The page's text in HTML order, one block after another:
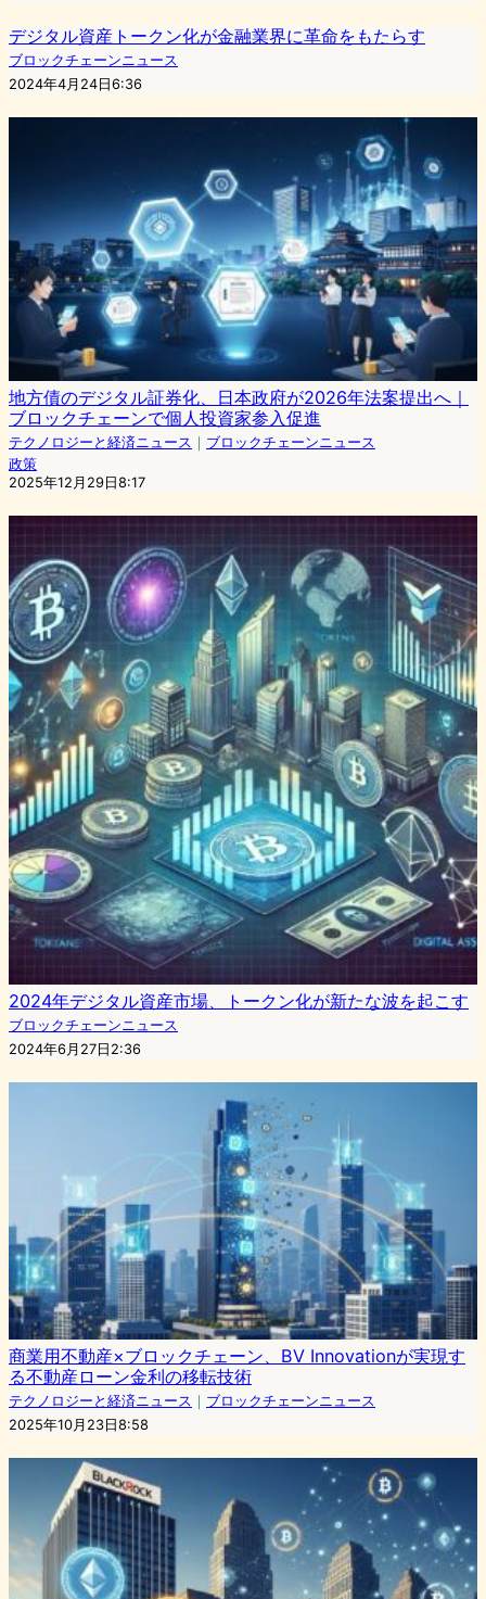
デジタル資産トークン化が金融業界に革命をもたらす
ブロックチェーンニュース
2024年4月24日6:36
地方債のデジタル証券化、日本政府が2026年法案提出へ｜
ブロックチェーンで個人投資家参入促進
テクノロジーと経済ニュース ｜ ブロックチェーンニュース
政策
2025年12月29日8:17
2024年デジタル資産市場、トークン化が新たな波を起こす
ブロックチェーンニュース
2024年6月27日2:36
商業用不動産×ブロックチェーン、BV Innovationが実現す
る不動産ローン金利の移転技術
テクノロジーと経済ニュース ｜ ブロックチェーンニュース
2025年10月23日8:58